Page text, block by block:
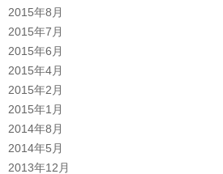
2015年8月
2015年7月
2015年6月
2015年4月
2015年2月
2015年1月
2014年8月
2014年5月
2013年12月